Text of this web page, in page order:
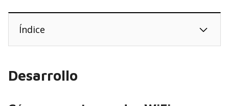
Índice
Desarrollo